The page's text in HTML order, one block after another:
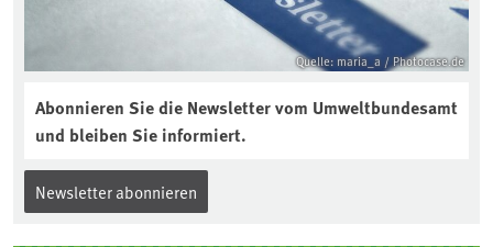
Quelle: maria_a / Photocase.de
Abonnieren Sie die Newsletter vom Umweltbundesamt
und bleiben Sie informiert.
Newsletter abonnieren